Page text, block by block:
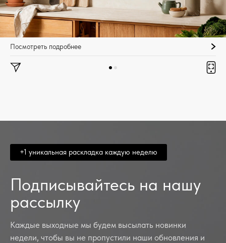
Посмотреть подробнее
+1 уникальная раскладка каждую неделю
Подписывайтесь на нашу
рассылку
Каждые выходные мы будем высылать новинки
недели, чтобы вы не пропустили наши обновления и